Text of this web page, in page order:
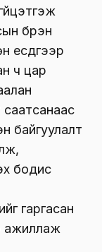
бүрэн
есдүгээр
ч цар
саатсанаас
байгуулалт
бодис
гаргасан
ажиллаж